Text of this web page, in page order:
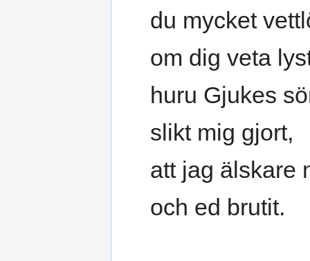
du mycket
om dig veta
huru Gjukes
slikt mig gjort,
att jag älskare
och ed brutit.